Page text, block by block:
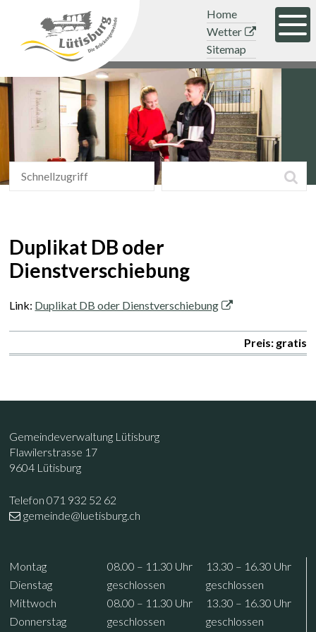
Navigieren in der Gemeinde
Schnellnavigation
Mobile Hauptnavigation Topnavigation
Home
Wetter
Sitemap
Schnellzugriff
Schnellzugriff
Duplikat DB oder
Dienstverschiebung
Link: Duplikat DB oder Dienstverschiebung
Preis: gratis
Footer
Kontakt
Gemeindeverwaltung Lütisburg
Flawilerstrasse 17
9604 Lütisburg
Telefon 071 932 52 62
gemeinde@luetisburg.ch
Öffnungszeiten
Wochentag VormittagNachmittag
Montag 08.00 – 11.30 Uhr 13.30 – 16.30 Uhr
Dienstag geschlossen
geschlossen
Mittwoch 08.00 – 11.30 Uhr 13.30 – 16.30 Uhr
Donnerstag geschlossen geschlossen